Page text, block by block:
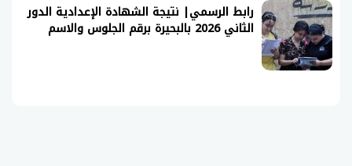
رابط الرسمي| نتيجة الشهادة الإعدادية الدور
الثاني 2026 بالبحيرة برقم الجلوس والاسم